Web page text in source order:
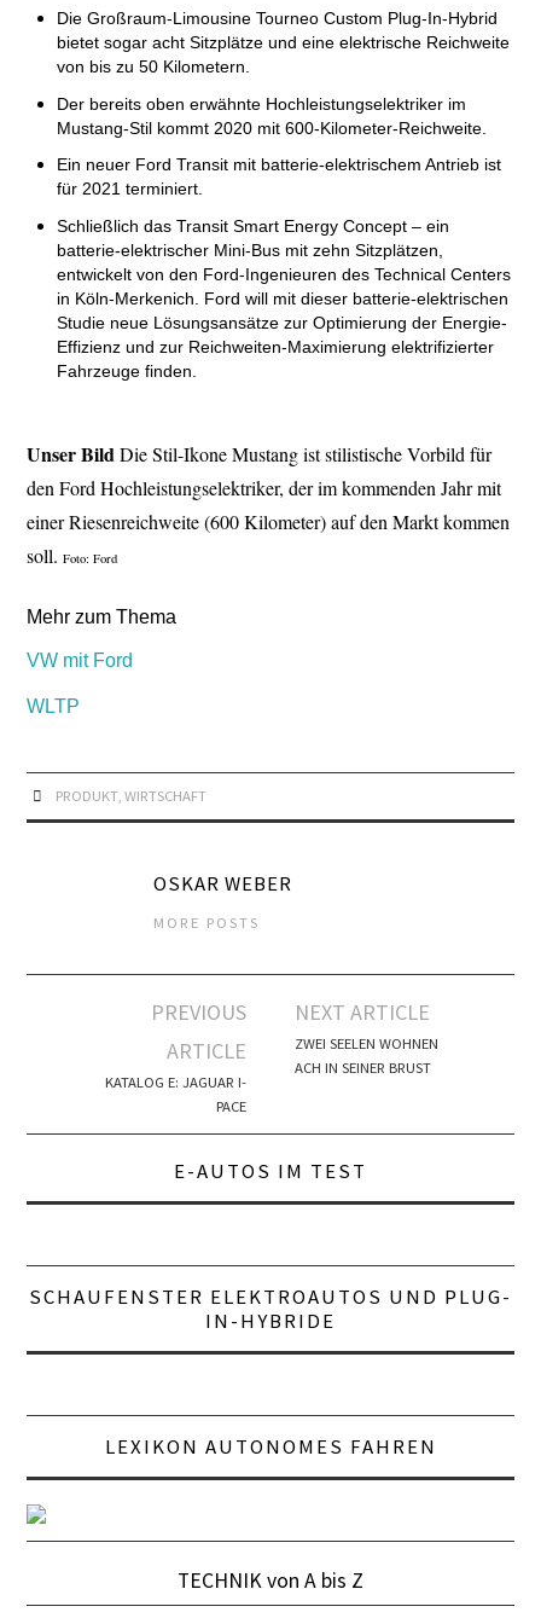
Die Großraum-Limousine Tourneo Custom Plug-In-Hybrid
bietet sogar acht Sitzplätze und eine elektrische Reichweite
von bis zu 50 Kilometern.
Der bereits oben erwähnte Hochleistungselektriker im
Mustang-Stil kommt 2020 mit 600-Kilometer-Reichweite.
Ein neuer Ford Transit mit batterie-elektrischem Antrieb ist
für 2021 terminiert.
Schließlich das Transit Smart Energy Concept – ein
batterie-elektrischer Mini-Bus mit zehn Sitzplätzen,
entwickelt von den Ford-Ingenieuren des Technical Centers
in Köln-Merkenich. Ford will mit dieser batterie-elektrischen
Studie neue Lösungsansätze zur Optimierung der Energie-
Effizienz und zur Reichweiten-Maximierung elektrifizierter
Fahrzeuge finden.
Unser BildDie Stil-Ikone Mustang ist stilistische Vorbild für
den Ford Hochleistungselektriker, der im kommenden Jahr mit
einer Riesenreichweite (600 Kilometer) auf den Markt kommen
soll.Foto: Ford
Mehr zum Thema
VW mit Ford
WLTP
PRODUKT, WIRTSCHAFT
OSKAR WEBER
MORE POSTS
Navigation
PREVIOUS
ARTICLE
KATALOG E: JAGUAR I-
PACE
NEXT ARTICLE
ZWEI SEELEN WOHNEN
ACH IN SEINER BRUST
E-AUTOS IM TEST
SCHAUFENSTER ELEKTROAUTOS UND PLUG-
IN-HYBRIDE
LEXIKON AUTONOMES FAHREN
TECHNIK von A bis Z